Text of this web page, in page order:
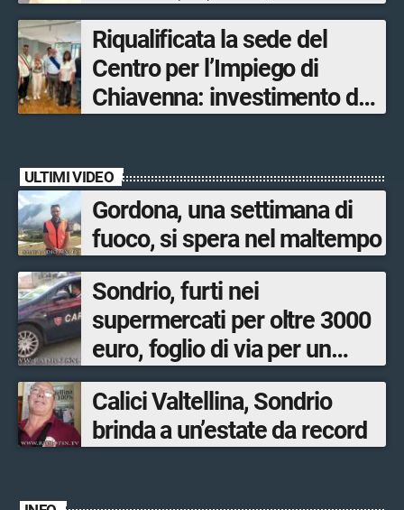
Olimpiadi solo un terzo delle
opere sostitutive sarà
ultimato entro il 2026»
Riqualificata la sede del
Centro per l’Impiego di
Chiavenna: investimento da
ULTIMI VIDEO
Gordona, una settimana di
fuoco, si spera nel maltempo
Sondrio, furti nei
supermercati per oltre 3000
euro, foglio di via per un
ventinovenne
Calici Valtellina, Sondrio
brinda a un’estate da record